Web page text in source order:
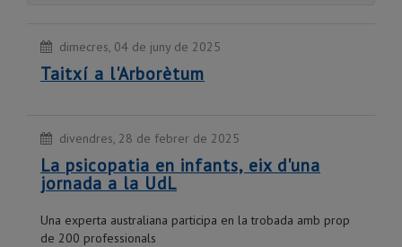
dimecres, 04 de juny de 2025
Taitxí a l'Arborètum
divendres, 28 de febrer de 2025
La psicopatia en infants, eix d'una
jornada a la UdL
Una experta australiana participa en la trobada amb prop
de 200 professionals